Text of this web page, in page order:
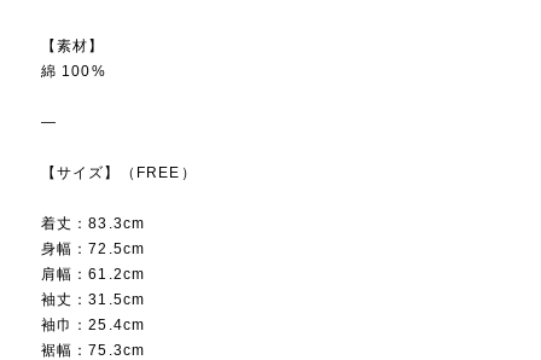
【素材】
綿 100%
—
【サイズ】（FREE）
着丈：83.3cm
身幅：72.5cm
肩幅：61.2cm
袖丈：31.5cm
袖巾：25.4cm
裾幅：75.3cm